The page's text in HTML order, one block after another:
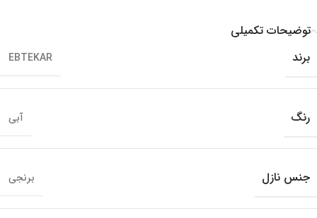
توضیحات تکمیلی
برند
EBTEKAR
رنگ آبی
جنس نازل برنجی